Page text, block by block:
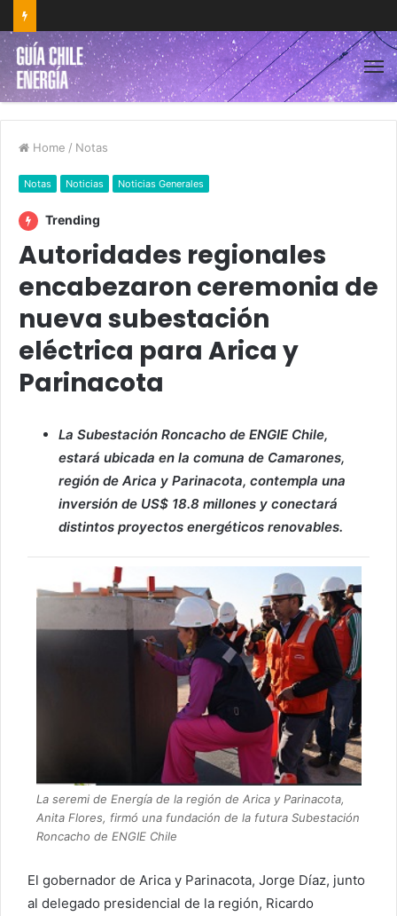
Home / Notas
Notas Noticias Noticias Generales
Trending
Autoridades regionales
encabezaron ceremonia de
nueva subestación
eléctrica para Arica y
Parinacota
La Subestación Roncacho de ENGIE Chile,
estará ubicada en la comuna de Camarones,
región de Arica y Parinacota, contempla una
inversión de US$ 18.8 millones y conectará
distintos proyectos energéticos renovables.
La seremi de Energía de la región de Arica y Parinacota,
Anita Flores, firmó una fundación de la futura Subestación
Roncacho de ENGIE Chile
El gobernador de Arica y Parinacota, Jorge Díaz, junto
al delegado presidencial de la región, Ricardo